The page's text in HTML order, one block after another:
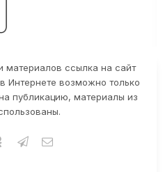
ссылка на сайт
Интернете возможно только
публикацию, материалы из